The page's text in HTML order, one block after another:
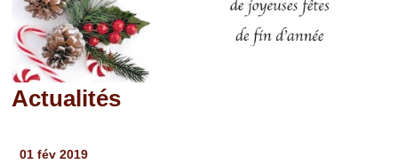
Actualités
01 fév 2019
Pages